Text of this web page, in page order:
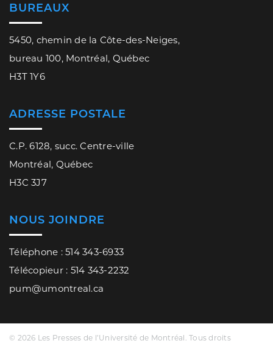
BUREAUX
5450, chemin de la Côte-des-Neiges,
bureau 100, Montréal, Québec
H3T 1Y6
ADRESSE POSTALE
C.P. 6128, succ. Centre-ville
Montréal, Québec
H3C 3J7
NOUS JOINDRE
Téléphone : 514 343-6933
Télécopieur : 514 343-2232
pum@umontreal.ca
© 2026 Les Presses de l’Université de Montréal. Tous droits